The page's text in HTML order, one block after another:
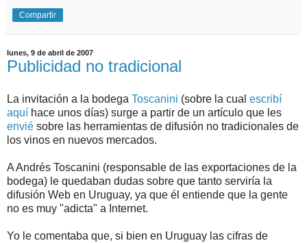
Compartir
lunes, 9 de abril de 2007
Publicidad no tradicional
La invitación a la bodega Toscanini (sobre la cual escribí
aquí hace unos días) surge a partir de un artículo que les
envié sobre las herramientas de difusión no tradicionales de
los vinos en nuevos mercados.
A Andrés Toscanini (responsable de las exportaciones de la
bodega) le quedaban dudas sobre que tanto serviría la
difusión Web en Uruguay, ya que él entiende que la gente
no es muy "adicta" a Internet.
Yo le comentaba que, si bien en Uruguay las cifras de